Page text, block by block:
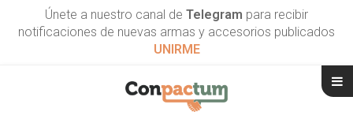
Únete a nuestro canal de Telegram para recibir
notificaciones de nuevas armas y accesorios publicados
UNIRME